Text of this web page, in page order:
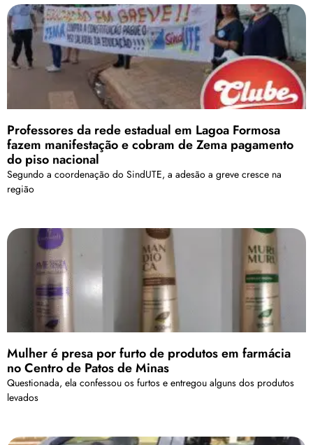
Professores da rede estadual em Lagoa Formosa
fazem manifestação e cobram de Zema pagamento
do piso nacional
Segundo a coordenação do SindUTE, a adesão a greve cresce na
região
Mulher é presa por furto de produtos em farmácia
no Centro de Patos de Minas
Questionada, ela confessou os furtos e entregou alguns dos produtos
levados